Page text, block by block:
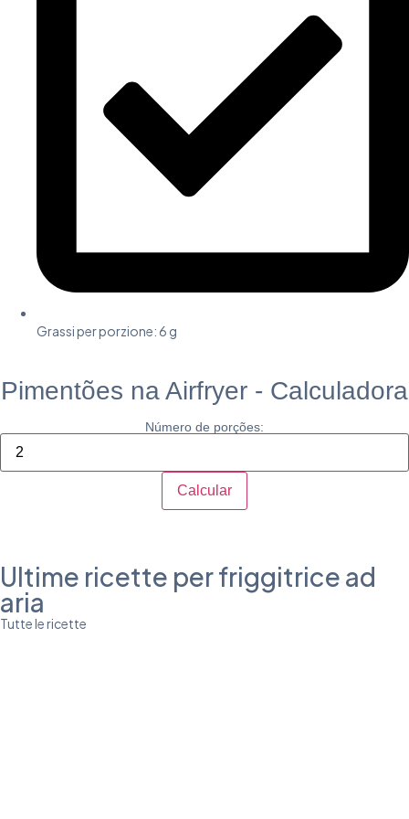
Grassi per porzione: 6 g​
Pimentões na Airfryer - Calculadora
Número de porções:
Calcular
Ultime ricette per friggitrice ad
aria
Tutte le ricette